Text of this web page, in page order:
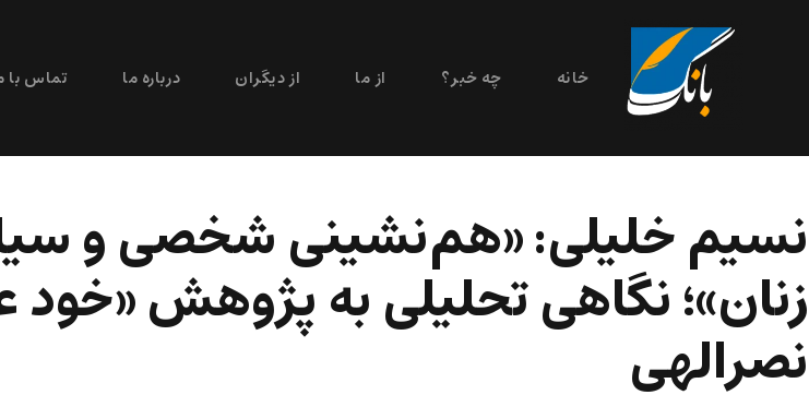
خانه چه خبر؟ از ما از دیگران درباره ما تماس با
نسیم خلیلی: «هم‌نشینی شخصی و
زنان»؛ نگاهی تحلیلی به پژوهش «خود
نصرالهی